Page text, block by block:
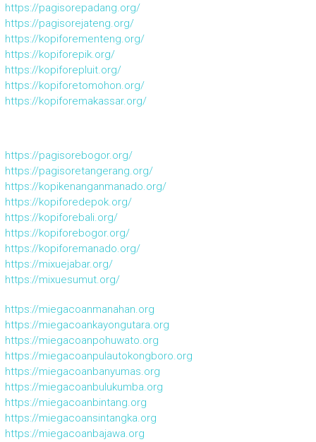
https://pagisorepadang.org/
https://pagisorejateng.org/
https://kopiforementeng.org/
https://kopiforepik.org/
https://kopiforepluit.org/
https://kopiforetomohon.org/
https://kopiforemakassar.org/
https://pagisorebogor.org/
https://pagisoretangerang.org/
https://kopikenanganmanado.org/
https://kopiforedepok.org/
https://kopiforebali.org/
https://kopiforebogor.org/
https://kopiforemanado.org/
https://mixuejabar.org/
https://mixuesumut.org/
https://miegacoanmanahan.org
https://miegacoankayongutara.org
https://miegacoanpohuwato.org
https://miegacoanpulautokongboro.org
https://miegacoanbanyumas.org
https://miegacoanbulukumba.org
https://miegacoanbintang.org
https://miegacoansintangka.org
https://miegacoanbajawa.org